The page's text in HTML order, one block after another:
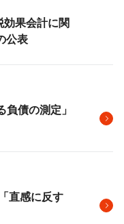
効果会計に関
公表
債の測定」
直感に反す